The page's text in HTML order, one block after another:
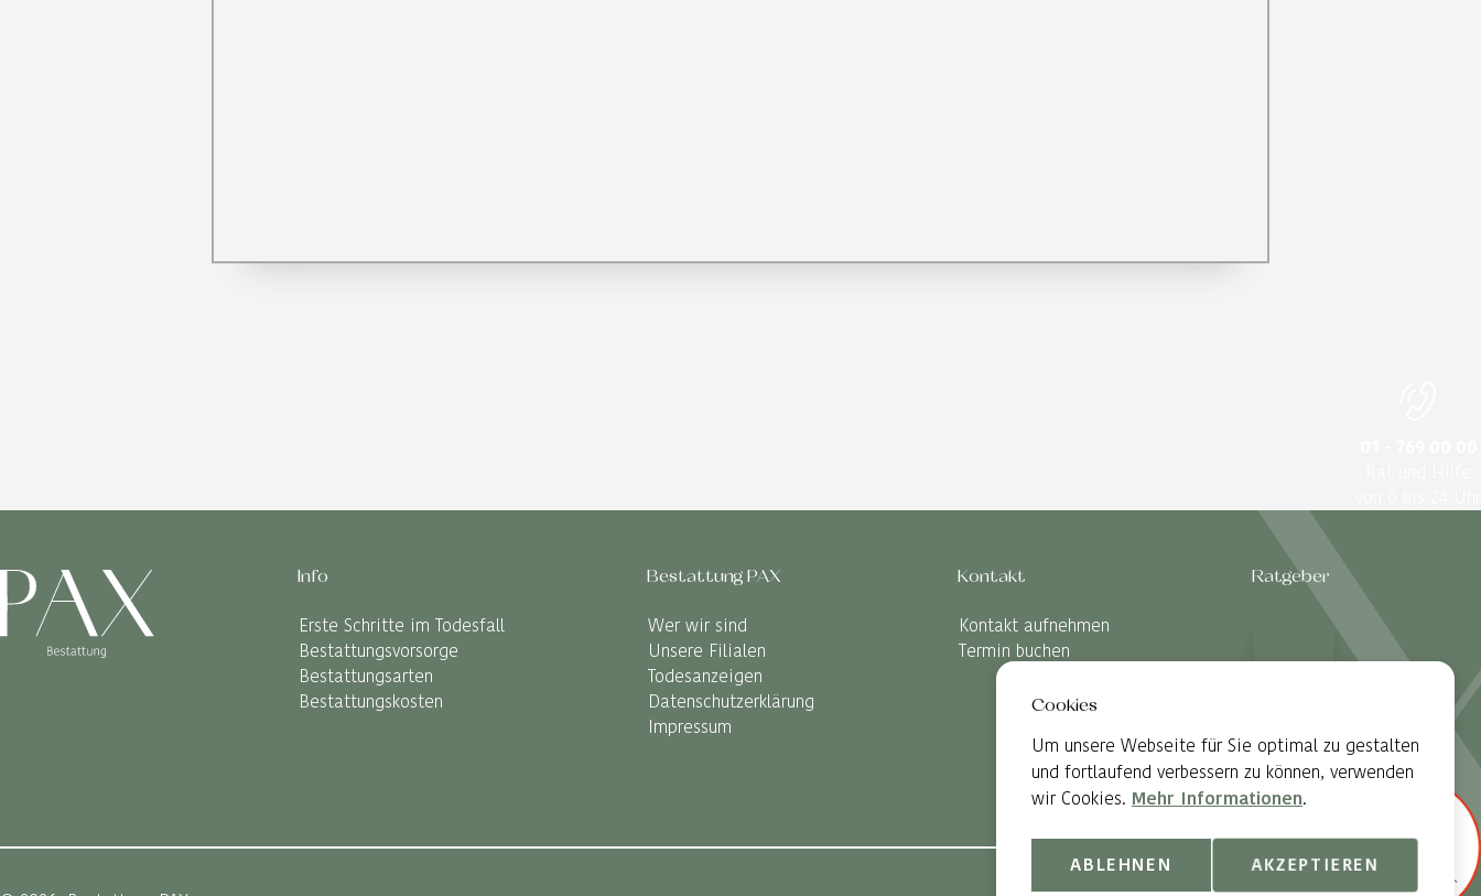
Info
Erste Schritte im Todesfall
Bestattungsvorsorge
Bestattungsarten
Bestattungskosten
Bestattung PAX
Wer wir sind
Unsere Filialen
Todesanzeigen
Datenschutzerklärung
Impressum
Kontakt
Kontakt aufnehmen
Termin buchen
Ratgeber
Cookies
Um unsere Webseite für Sie optimal zu gestalten
und fortlaufend verbessern zu können, verwenden
wir Cookies. Mehr Informationen.
AKZEPTIEREN
ABLEHNEN